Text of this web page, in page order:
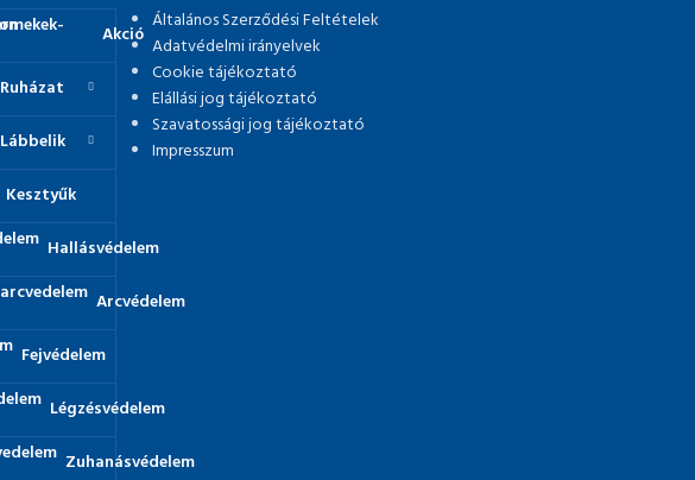
Akció
Ruházat
Lábbelik
Kesztyűk
Hallásvédelem
Arcvédelem
Fejvédelem
Légzésvédelem
Zuhanásvédelem
Általános Szerződési Feltételek
Adatvédelmi irányelvek
Cookie tájékoztató
Elállási jog tájékoztató
Szavatossági jog tájékoztató
Impresszum